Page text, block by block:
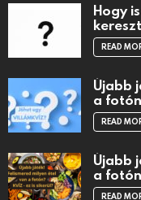
Hogy
READ
Újabb
a
READ
Újabb
a
READ